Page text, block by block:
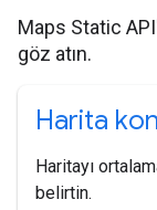
Maps Static
göz atın.
Harita
Haritayı
belirtin.